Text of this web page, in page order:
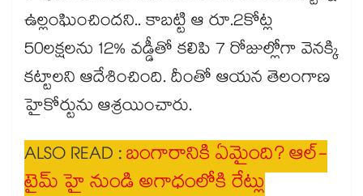
ఉల్లంఘించిందని.. కాబట్టి ఆ రూ.2కోట్ల
50లక్షలను 12% వడ్డీతో కలిపి 7 రోజుల్లోగా వెనక్కి
కట్టాలని ఆదేశించింది. దీంతో ఆయన తెలంగాణ
హైకోర్టును ఆశ్రయించారు.
ALSO READ :బంగారానికి ఏమైంది? ఆల్-
టైమ్ హై నుండి అగాధంలోకి రేట్లు